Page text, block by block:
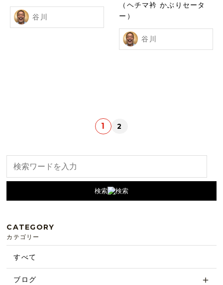
谷川
（ヘチマ衿 かぶりセータ
ー）
谷川
1 2
検索
CATEGORY
カテゴリー
すべて
ブログ